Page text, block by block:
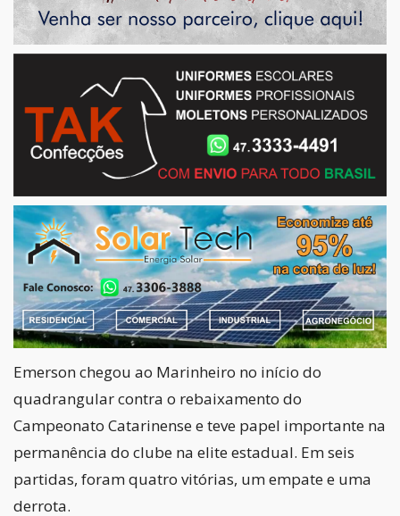
Emerson chegou ao Marinheiro no início do
quadrangular contra o rebaixamento do
Campeonato Catarinense e teve papel importante na
permanência do clube na elite estadual. Em seis
partidas, foram quatro vitórias, um empate e uma
derrota.